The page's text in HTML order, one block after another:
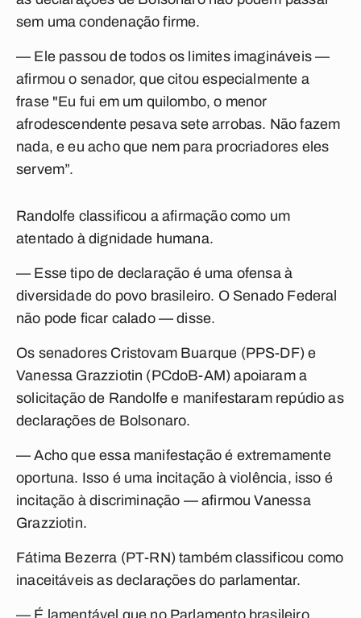
sem uma condenação firme.
— Ele passou de todos os limites imagináveis —
afirmou o senador, que citou especialmente a
frase "Eu fui em um quilombo, o menor
afrodescendente pesava sete arrobas. Não fazem
nada, e eu acho que nem para procriadores eles
servem”.
Randolfe classificou a afirmação como um
atentado à dignidade humana.
— Esse tipo de declaração é uma ofensa à
diversidade do povo brasileiro. O Senado Federal
não pode ficar calado — disse.
Os senadores Cristovam Buarque (PPS-DF) e
Vanessa Grazziotin (PCdoB-AM) apoiaram a
solicitação de Randolfe e manifestaram repúdio as
declarações de Bolsonaro.
— Acho que essa manifestação é extremamente
oportuna. Isso é uma incitação à violência, isso é
incitação à discriminação — afirmou Vanessa
Grazziotin.
Fátima Bezerra (PT-RN) também classificou como
inaceitáveis as declarações do parlamentar.
— É lamentável que no Parlamento brasileiro